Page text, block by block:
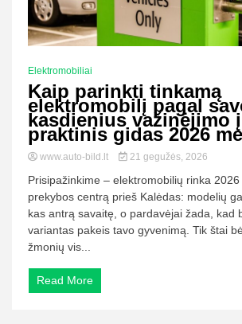
Elektromobiliai
Kaip parinkti tinkamą
elektromobilį pagal
kasdienius važinėjimo
praktinis gidas 2026
www.auto-bild.lt 21 gegužės, 2026
Prisipažinkime – elektromobilių rinka
prekybos centrą prieš Kalėdas: modelių
kas antrą savaitę, o pardavėjai žada, kad
variantas pakeis tavo gyvenimą. Tik štai
žmonių vis...
Read More